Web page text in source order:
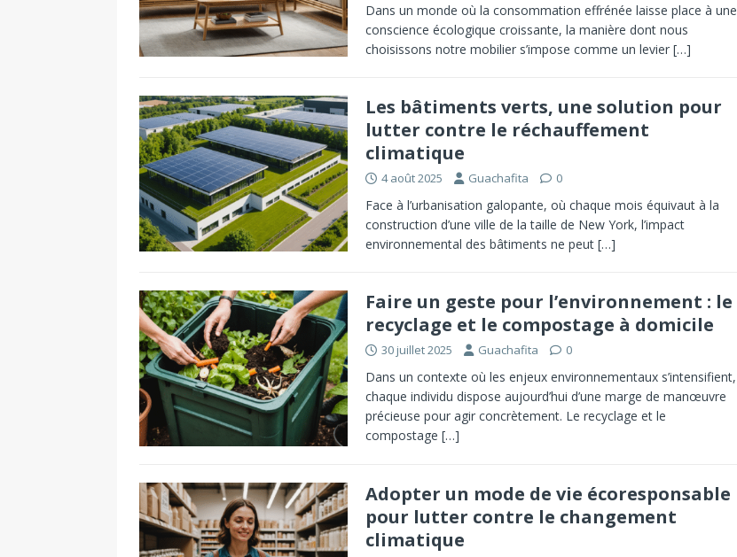
Dans un monde où la consommation effrénée laisse place à une
conscience écologique croissante, la manière dont nous
choisissons notre mobilier s’impose comme un levier […]
Les bâtiments verts, une solution pour
lutter contre le réchauffement
climatique
4 août 2025 Guachafita 0
Face à l’urbanisation galopante, où chaque mois équivaut à la
construction d’une ville de la taille de New York, l’impact
environnemental des bâtiments ne peut […]
Faire un geste pour l’environnement : le
recyclage et le compostage à domicile
30 juillet 2025 Guachafita 0
Dans un contexte où les enjeux environnementaux s’intensifient,
chaque individu dispose aujourd’hui d’une marge de manœuvre
précieuse pour agir concrètement. Le recyclage et le
compostage […]
Adopter un mode de vie écoresponsable
pour lutter contre le changement
climatique